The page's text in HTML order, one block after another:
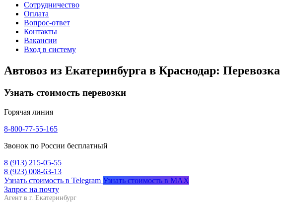
Сотрудничество
Оплата
Вопрос-ответ
Контакты
Вакансии
Вход в систему
Автовоз из Екатеринбурга в Краснодар:
Узнать стоимость перевозки
Горячая линия
8-800-77-55-165
Звонок по России бесплатный
8 (913) 215-05-55
8 (923) 008-63-13
Узнать стоимость в Telegram Узнать стоимость в MAX
Запрос на почту
Агент в г. Екатеринбург